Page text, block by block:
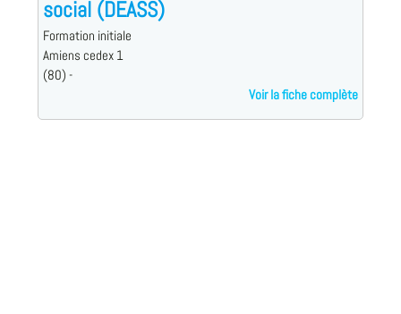
social (DEASS)
Formation initiale
Amiens cedex 1
(80) -
Voir la fiche complète